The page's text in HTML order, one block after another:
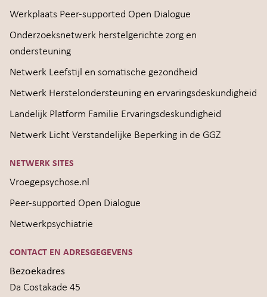
Werkplaats Peer-supported Open Dialogue
Onderzoeksnetwerk herstelgerichte zorg en
ondersteuning
Netwerk Leefstijl en somatische gezondheid
Netwerk Herstelondersteuning en ervaringsdeskundigheid
Landelijk Platform Familie Ervaringsdeskundigheid
Netwerk Licht Verstandelijke Beperking in de GGZ
NETWERK SITES
Vroegepsychose.nl
Peer-supported Open Dialogue
Netwerkpsychiatrie
CONTACT EN ADRESGEGEVENS
Bezoekadres
Da Costakade 45